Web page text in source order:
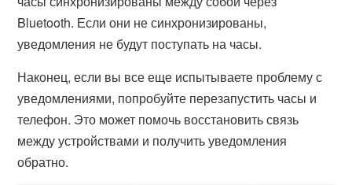
Bluetooth. Если они не синхронизированы,
уведомления не будут поступать на часы.
Наконец, если вы все еще испытываете проблему с
уведомлениями, попробуйте перезапустить часы и
телефон. Это может помочь восстановить связь
между устройствами и получить уведомления
обратно.